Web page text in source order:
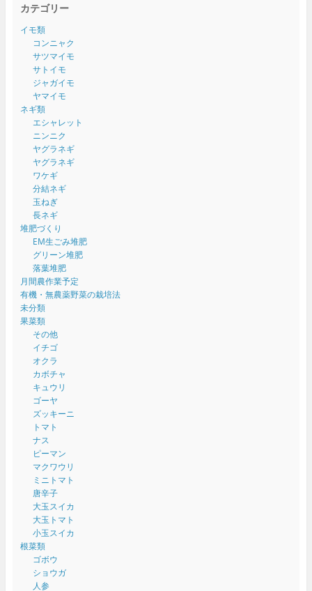
カテゴリー
イモ類
コンニャク
サツマイモ
サトイモ
ジャガイモ
ヤマイモ
ネギ類
エシャレット
ニンニク
ヤグラネギ
ヤグラネギ
ワケギ
分結ネギ
玉ねぎ
長ネギ
堆肥づくり
EM生ごみ堆肥
グリーン堆肥
落葉堆肥
月間農作業予定
有機・無農薬野菜の栽培法
未分類
果菜類
その他
イチゴ
オクラ
カボチャ
キュウリ
ゴーヤ
ズッキーニ
トマト
ナス
ピーマン
マクワウリ
ミニトマト
唐辛子
大玉スイカ
大玉トマト
小玉スイカ
根菜類
ゴボウ
ショウガ
人参